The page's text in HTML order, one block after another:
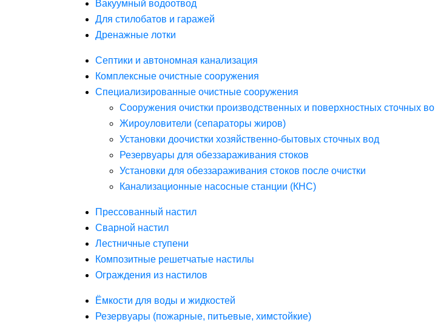
Вакуумный водоотвод
Для стилобатов и гаражей
Дренажные лотки
Септики и автономная канализация
Комплексные очистные сооружения
Специализированные очистные сооружения
Сооружения очистки производственных и поверхностных сточных во
Жироуловители (сепараторы жиров)
Установки доочистки хозяйственно-бытовых сточных вод
Резервуары для обеззараживания стоков
Установки для обеззараживания стоков после очистки
Канализационные насосные станции (КНС)
Прессованный настил
Сварной настил
Лестничные ступени
Композитные решетчатые настилы
Ограждения из настилов
Ёмкости для воды и жидкостей
Резервуары (пожарные, питьевые, химстойкие)